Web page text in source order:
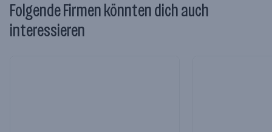
Folgende Firmen könnten dich auch
interessieren